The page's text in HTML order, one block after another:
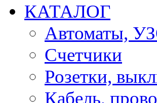
КАТАЛОГ
Автоматы,
Счетчики
Розетки,
Кабель,